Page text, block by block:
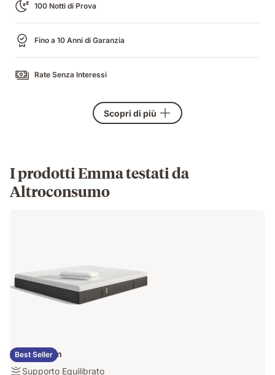
100 Notti di Prova
Fino a 10 Anni di Garanzia
Rate Senza Interessi
Scopri di più
I prodotti Emma testati da
Altroconsumo
Best Seller
Kit Premium
Rigidità:
Supporto Equilibrato